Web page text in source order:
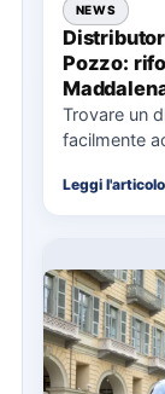
NEWS
Pozzo:
Trovare un
facilmente
soprattutto…
Leggi l'articolo